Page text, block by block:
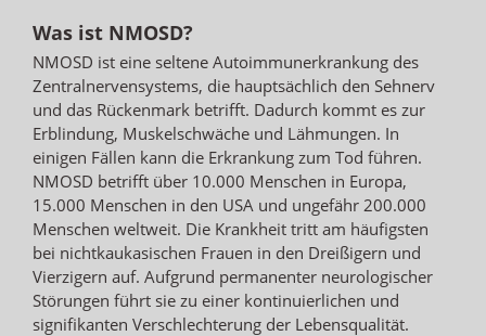
Was ist NMOSD?
NMOSD ist eine seltene Autoimmunerkrankung des
Zentralnervensystems, die hauptsächlich den Sehnerv
und das Rückenmark betrifft. Dadurch kommt es zur
Erblindung, Muskelschwäche und Lähmungen. In
einigen Fällen kann die Erkrankung zum Tod führen.
NMOSD betrifft über 10.000 Menschen in Europa,
15.000 Menschen in den USA und ungefähr 200.000
Menschen weltweit. Die Krankheit tritt am häufigsten
bei nichtkaukasischen Frauen in den Dreißigern und
Vierzigern auf. Aufgrund permanenter neurologischer
Störungen führt sie zu einer kontinuierlichen und
signifikanten Verschlechterung der Lebensqualität.